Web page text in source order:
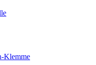
Klemme